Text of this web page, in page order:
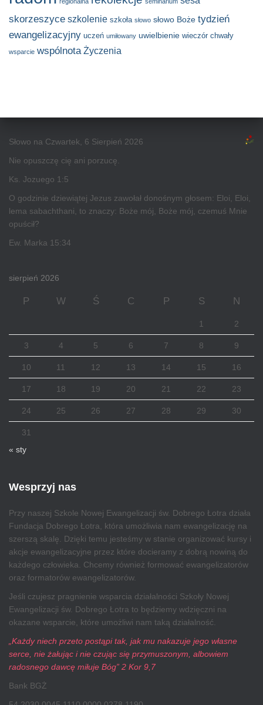
skorzeszyce szkolenie szkoła słowo słowo Boże tydzień
ewangelizacyjny uczeń umiłowany uwielbienie wieczór chwały
wsparcie wspólnota Życzenia
Słowo na Czwartek, 6 Sierpień 2026
Nie opuszczę cię ani porzucę.
Ks. Jozuego 1:5
O godzinie dziewiątej Jezus zawołał donośnym głosem: Eloi, Eloi,
lema sabachthani, to znaczy: Boże mój, Boże mój, czemuś Mnie
opuścił?
Ew. Marka 15:34
sierpień 2026
P W Ś C P S N
1 2
3 4 5 6 7 8 9
10 11 12 13 14 15 16
17 18 19 20 21 22 23
24 25 26 27 28 29 30
31
« sty
Wesprzyj nas
Przy naszej Szkole Nowej Ewangelizacji św. Dobrego Łotra działa
Fundacja Dobrego Łotra, która umożliwia nam ewangelizację na
szerszą skalę. Dzięki temu jesteśmy w stanie organizować kursy i
akcje ewangelizacyjne przez które docieramy z dobrą nowiną do
każdego człowieka. Chcemy również formować ewangelizatorów
oraz formatorów ewangelizatorów.
Jeśli czujesz pragnienie wsparcia działalności Szkoły Nowej
Ewangelizacji św. Dobrego Łotra to będziemy wdzięczni na
okazane wsparcie, które umożliwi nam taką działalność.
„Każdy niech przeto postąpi tak, jak mu nakazuje jego własne
serce, nie żałując i nie czując się przymuszonym, albowiem
radosnego dawcę miłuje Bóg” 2 Kor 9,7
Bank BGŻ